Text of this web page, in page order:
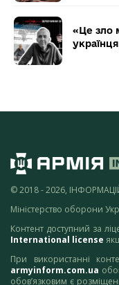
«Це зло
© 2018 - 2026,
Міністерство оборони
Контент доступний за
International license
При використанні
armyinform.com.ua
обов’язковим є